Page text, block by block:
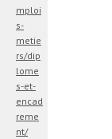
mploi
s-
metie
rs/dip
lome
s-et-
encad
reme
nt/